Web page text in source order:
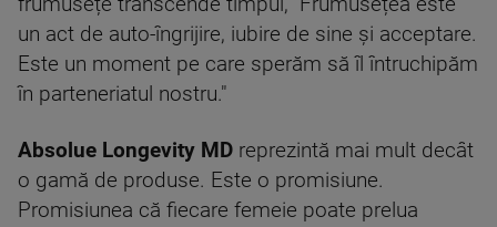
frumusețe transcende timpul, "Frumusețea este
un act de auto-îngrijire, iubire de sine și acceptare.
Este un moment pe care sperăm să îl întruchipăm
în parteneriatul nostru."
Absolue Longevity MD reprezintă mai mult decât
o gamă de produse. Este o promisiune.
Promisiunea că fiecare femeie poate prelua